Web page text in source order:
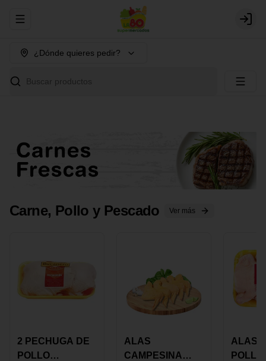
Abrir menu de navegación Login
¿Dónde quieres pedir?
Buscar productos
Carne, Pollo y Pescado Ver más
2 PECHUGA DE
POLLO
ALAS
CAMPESINA
ALAS
POLLO